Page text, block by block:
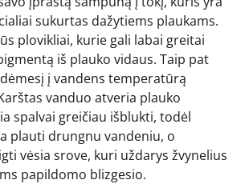
sukurtas dažytiems plaukams.
plovikliai, kurie gali labai greitai
iš plauko vidaus. Taip pat
į vandens temperatūrą
vanduo atveria plauko
spalvai greičiau išblukti, todėl
plauti drungnu vandeniu, o
vėsia srove, kuri uždarys žvynelius
papildomo blizgesio.